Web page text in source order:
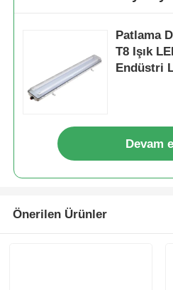
Patlama
T8 Işık
Endüstri
Devam
Önerilen Ürünler